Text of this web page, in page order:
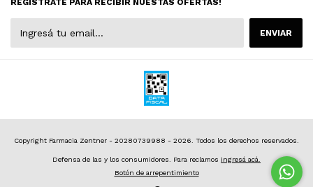
Copyright Farmacia Zentner - 20280739988 - 2026. Todos los derechos reservados.
Defensa de las y los consumidores. Para reclamos ingresá acá.
Botón de arrepentimiento